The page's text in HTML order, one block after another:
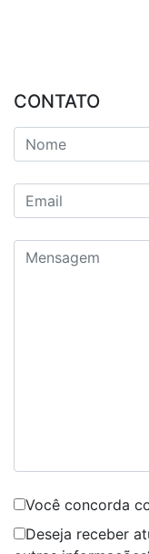
CONTATO
Você concorda
Deseja receber